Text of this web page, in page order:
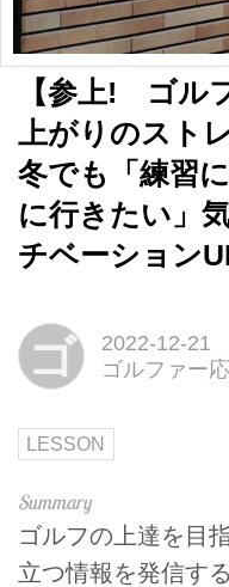
【参上! ゴル
上がりのスト
冬でも「練習
に行きたい」
チベーション
ゴ
2022-12-21
ゴルファー
LESSON
ゴルフの上達を目
立つ情報を発信す